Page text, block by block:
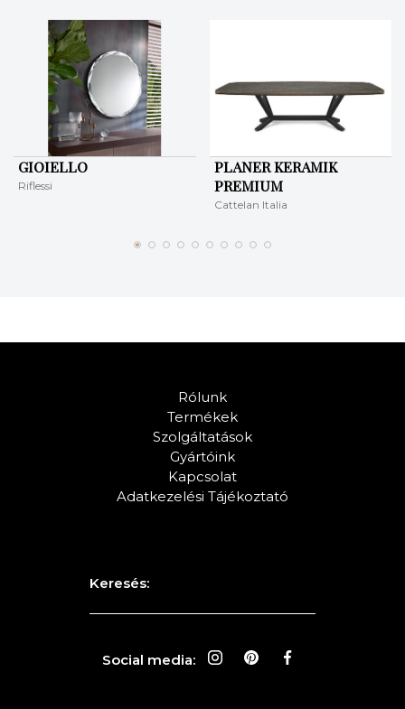
GIOIELLO
Riflessi
PLANER KERAMIK
PREMIUM
Cattelan Italia
Rólunk
Termékek
Szolgáltatások
Gyártóink
Kapcsolat
Adatkezelési Tájékoztató
Keresés:
Social media: